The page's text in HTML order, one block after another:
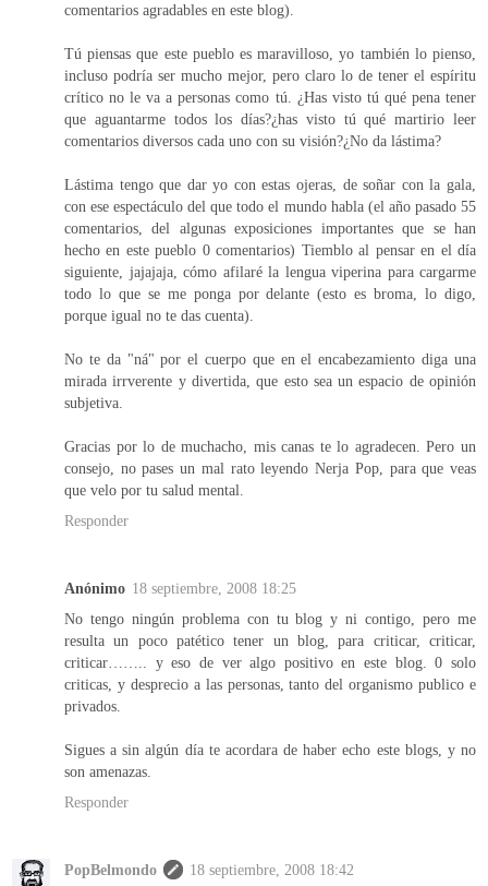
comentarios agradables en este blog).
Tú piensas que este pueblo es maravilloso, yo también lo pienso,
incluso podría ser mucho mejor, pero claro lo de tener el espíritu
crítico no le va a personas como tú. ¿Has visto tú qué pena tener
que aguantarme todos los días?¿has visto tú qué martirio leer
comentarios diversos cada uno con su visión?¿No da lástima?
Lástima tengo que dar yo con estas ojeras, de soñar con la gala,
con ese espectáculo del que todo el mundo habla (el año pasado 55
comentarios, del algunas exposiciones importantes que se han
hecho en este pueblo 0 comentarios) Tiemblo al pensar en el día
siguiente, jajajaja, cómo afilaré la lengua viperina para cargarme
todo lo que se me ponga por delante (esto es broma, lo digo,
porque igual no te das cuenta).
No te da "ná" por el cuerpo que en el encabezamiento diga una
mirada irrverente y divertida, que esto sea un espacio de opinión
subjetiva.
Gracias por lo de muchacho, mis canas te lo agradecen. Pero un
consejo, no pases un mal rato leyendo Nerja Pop, para que veas
que velo por tu salud mental.
Responder
Anónimo 18 septiembre, 2008 18:25
No tengo ningún problema con tu blog y ni contigo, pero me
resulta un poco patético tener un blog, para criticar, criticar,
criticar…….. y eso de ver algo positivo en este blog. 0 solo
criticas, y desprecio a las personas, tanto del organismo publico e
privados.
Sigues a sin algún día te acordara de haber echo este blogs, y no
son amenazas.
Responder
PopBelmondo
18 septiembre, 2008 18:42